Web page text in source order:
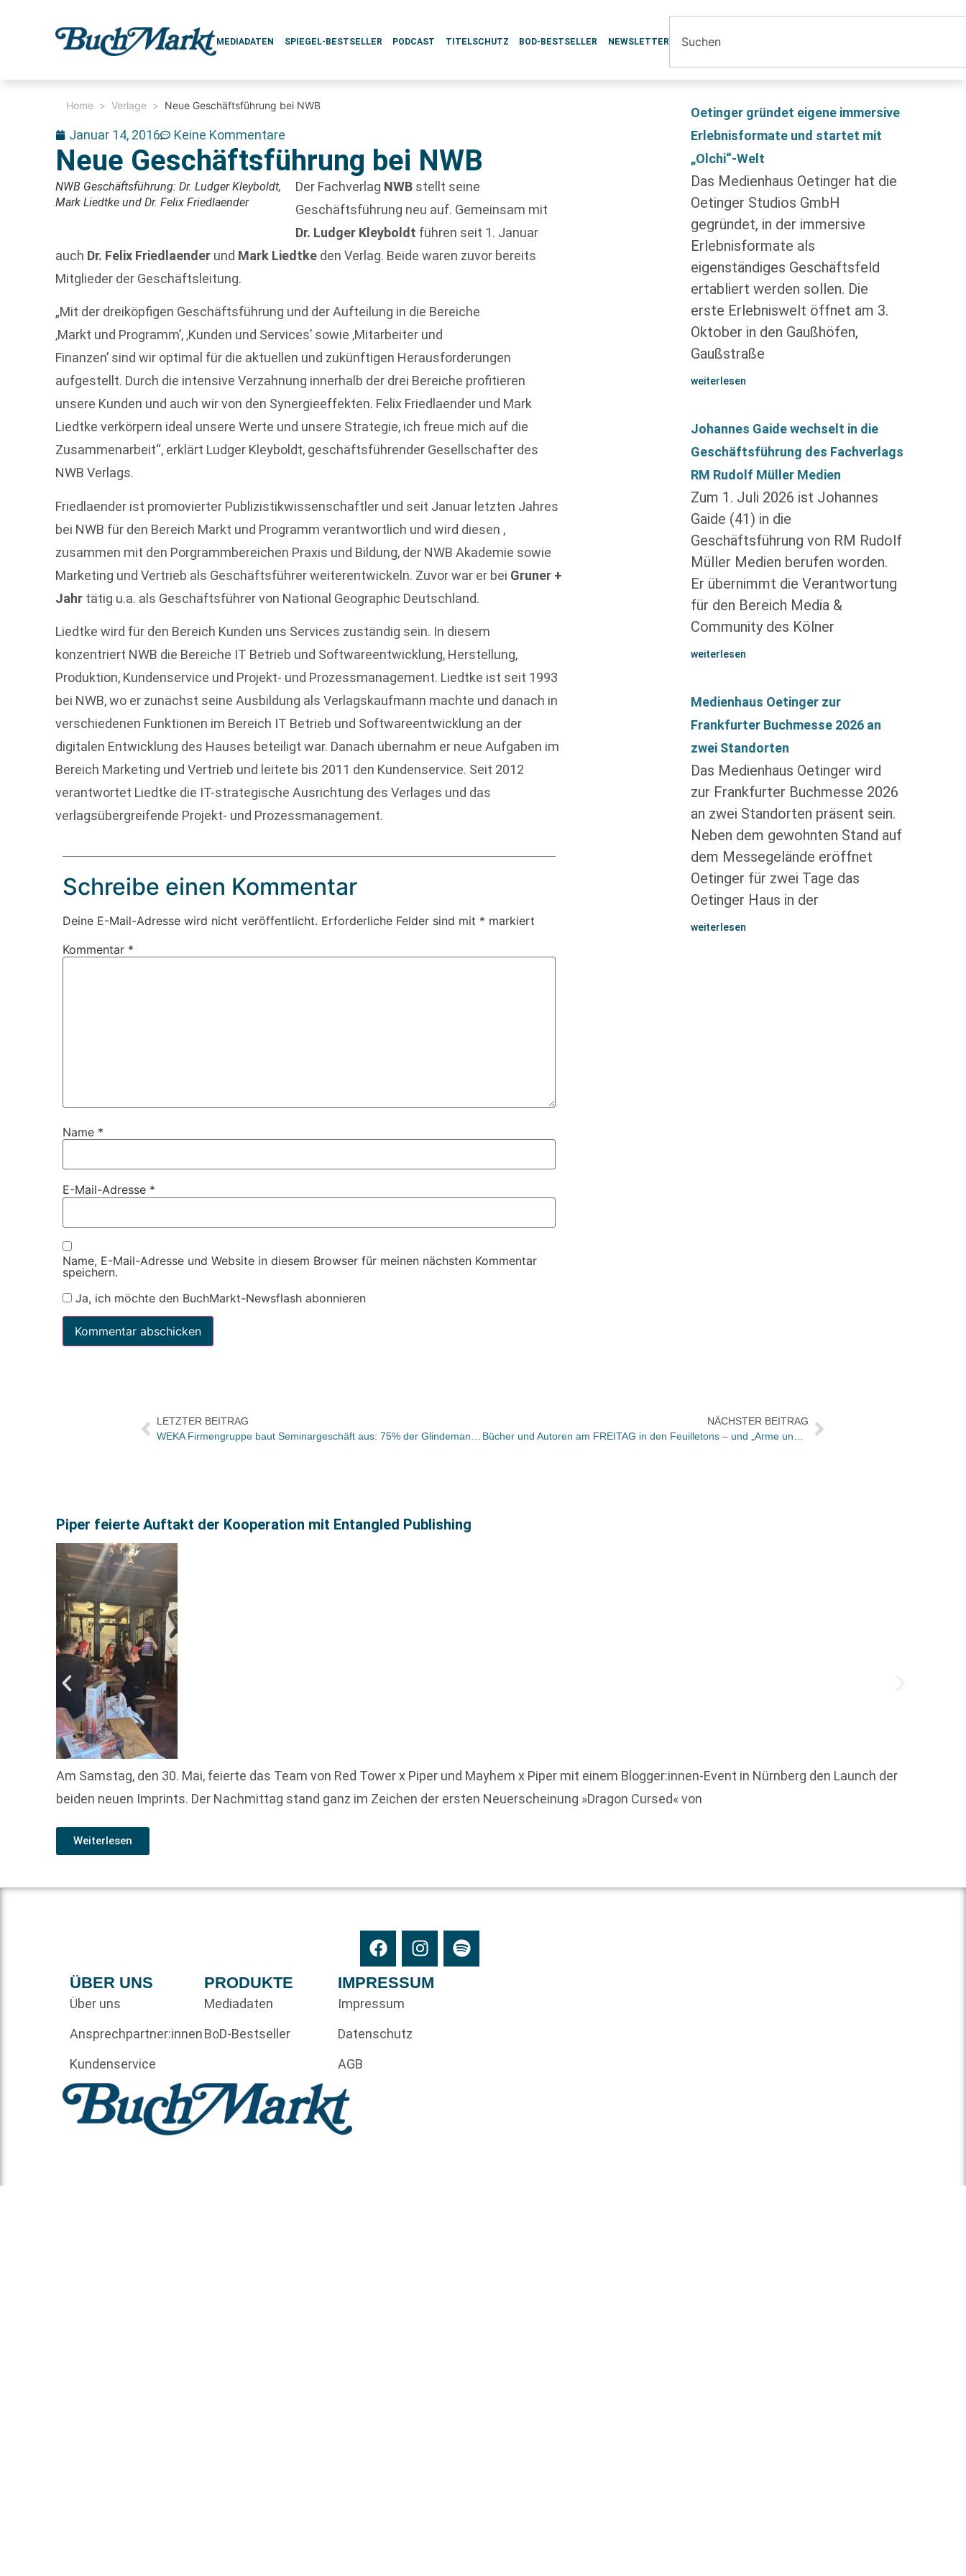
MEDIADATEN SPIEGEL-BESTSELLER PODCAST TITELSCHUTZ BOD-BESTSELLER NEWSLETTER
Home > Verlage > Neue Geschäftsführung bei NWB
Januar 14, 2016 Keine Kommentare
Neue Geschäftsführung bei NWB
NWB Geschäftsführung: Dr. Ludger Kleyboldt,
Mark Liedtke und Dr. Felix Friedlaender
Der Fachverlag NWB stellt seine
Geschäftsführung neu auf. Gemeinsam mit
Dr. Ludger Kleyboldt führen seit 1. Januar
auch Dr. Felix Friedlaender und Mark Liedtke den Verlag. Beide waren zuvor bereits
Mitglieder der Geschäftsleitung.
„Mit der dreiköpfigen Geschäftsführung und der Aufteilung in die Bereiche
‚Markt und Programm’, ‚Kunden und Services’ sowie ‚Mitarbeiter und
Finanzen’ sind wir optimal für die aktuellen und zukünftigen Herausforderungen
aufgestellt. Durch die intensive Verzahnung innerhalb der drei Bereiche profitieren
unsere Kunden und auch wir von den Synergieeffekten. Felix Friedlaender und Mark
Liedtke verkörpern ideal unsere Werte und unsere Strategie, ich freue mich auf die
Zusammenarbeit“, erklärt Ludger Kleyboldt, geschäftsführender Gesellschafter des
NWB Verlags.
Friedlaender ist promovierter Publizistikwissenschaftler und seit Januar letzten Jahres
bei NWB für den Bereich Markt und Programm verantwortlich und wird diesen ,
zusammen mit den Porgrammbereichen Praxis und Bildung, der NWB Akademie sowie
Marketing und Vertrieb als Geschäftsführer weiterentwickeln. Zuvor war er bei Gruner +
Jahr tätig u.a. als Geschäftsführer von National Geographic Deutschland.
Liedtke wird für den Bereich Kunden uns Services zuständig sein. In diesem
konzentriert NWB die Bereiche IT Betrieb und Softwareentwicklung, Herstellung,
Produktion, Kundenservice und Projekt- und Prozessmanagement. Liedtke ist seit 1993
bei NWB, wo er zunächst seine Ausbildung als Verlagskaufmann machte und danach in
verschiedenen Funktionen im Bereich IT Betrieb und Softwareentwicklung an der
digitalen Entwicklung des Hauses beteiligt war. Danach übernahm er neue Aufgaben im
Bereich Marketing und Vertrieb und leitete bis 2011 den Kundenservice. Seit 2012
verantwortet Liedtke die IT-strategische Ausrichtung des Verlages und das
verlagsübergreifende Projekt- und Prozessmanagement.
Schreibe einen Kommentar
Deine E-Mail-Adresse wird nicht veröffentlicht. Erforderliche Felder sind mit * markiert
Kommentar *
Name *
E-Mail-Adresse *
Name, E-Mail-Adresse und Website in diesem Browser für meinen nächsten Kommentar
speichern.
Ja, ich möchte den BuchMarkt-Newsflash abonnieren
Oetinger gründet eigene immersive
Erlebnisformate und startet mit
„Olchi“-Welt
Das Medienhaus Oetinger hat die
Oetinger Studios GmbH
gegründet, in der immersive
Erlebnisformate als
eigenständiges Geschäftsfeld
ertabliert werden sollen. Die
erste Erlebniswelt öffnet am 3.
Oktober in den Gaußhöfen,
Gaußstraße
weiterlesen
Johannes Gaide wechselt in die
Geschäftsführung des Fachverlags
RM Rudolf Müller Medien
Zum 1. Juli 2026 ist Johannes
Gaide (41) in die
Geschäftsführung von RM Rudolf
Müller Medien berufen worden.
Er übernimmt die Verantwortung
für den Bereich Media &
Community des Kölner
weiterlesen
Medienhaus Oetinger zur
Frankfurter Buchmesse 2026 an
zwei Standorten
Das Medienhaus Oetinger wird
zur Frankfurter Buchmesse 2026
an zwei Standorten präsent sein.
Neben dem gewohnten Stand auf
dem Messegelände eröffnet
Oetinger für zwei Tage das
Oetinger Haus in der
weiterlesen
LETZTER BEITRAG
WEKA Firmengruppe baut Seminargeschäft aus: 75% der Glindemann-Gruppe übernommen
NÄCHSTER BEITRAG
Bücher und Autoren am FREITAG in den Feuilletons – und „Arme und Fremde hatten schlechte Karten“
Piper feierte Auftakt der Kooperation mit Entangled Publishing
Am Samstag, den 30. Mai, feierte das Team von Red Tower x Piper und Mayhem x Piper mit einem Blogger:innen-Event in Nürnberg den Launch der
beiden neuen Imprints. Der Nachmittag stand ganz im Zeichen der ersten Neuerscheinung »Dragon Cursed« von
Weiterlesen
ÜBER UNS
Über uns
Ansprechpartner:innen
Kundenservice
PRODUKTE
Mediadaten
BoD-Bestseller
IMPRESSUM
Impressum
Datenschutz
AGB